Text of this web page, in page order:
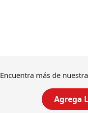
Encuentra más de
Agrega